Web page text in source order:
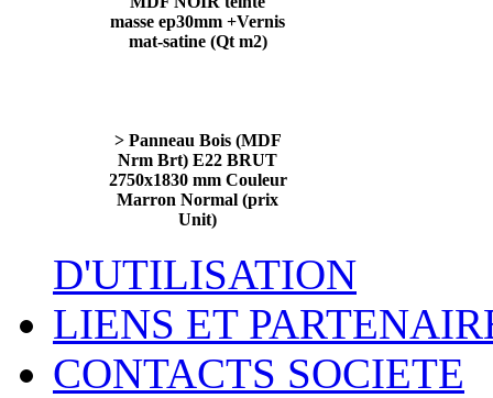
masse ep30mm +Vernis
mat-satine (Qt m2)
> Panneau Bois (MDF
Nrm Brt) E22 BRUT
2750x1830 mm Couleur
Marron Normal (prix
Unit)
D'UTILISATION
LIENS ET
CONTACTS SOCIETE